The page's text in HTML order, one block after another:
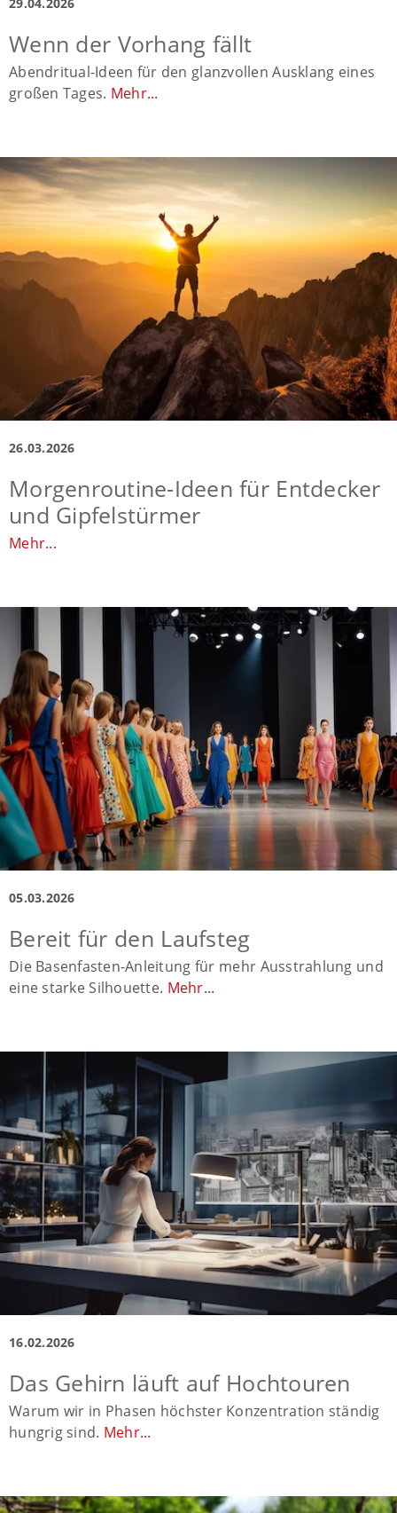
Wenn der Vorhang fällt
Abendritual-Ideen für den glanzvollen Ausklang eines
großen Tages. Mehr...
26.03.2026
Morgenroutine-Ideen für Entdecker
und Gipfelstürmer
Mehr...
05.03.2026
Bereit für den Laufsteg
Die Basenfasten-Anleitung für mehr Ausstrahlung und
eine starke Silhouette. Mehr...
16.02.2026
Das Gehirn läuft auf Hochtouren
Warum wir in Phasen höchster Konzentration ständig
hungrig sind. Mehr...